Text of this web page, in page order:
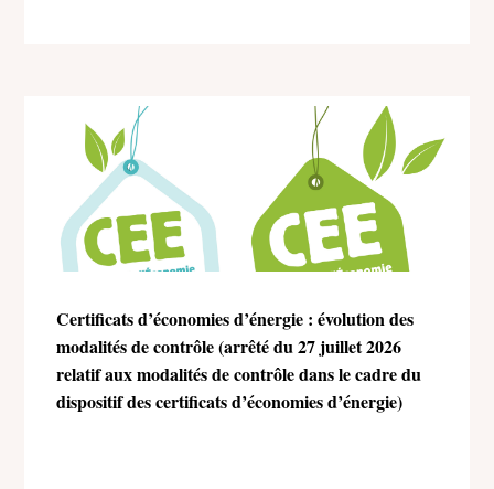
Certificats d’économies d’énergie : évolution des
modalités de contrôle (arrêté du 27 juillet 2026
relatif aux modalités de contrôle dans le cadre du
dispositif des certificats d’économies d’énergie)